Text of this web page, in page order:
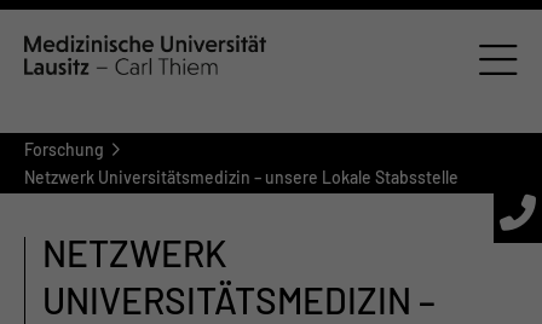
Forschung
Netzwerk Universitätsmedizin – unsere Lokale Stabsstelle
NETZWERK
UNIVERSITÄTSMEDIZIN –